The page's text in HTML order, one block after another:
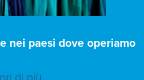
nei paesi dove operiamo
di più